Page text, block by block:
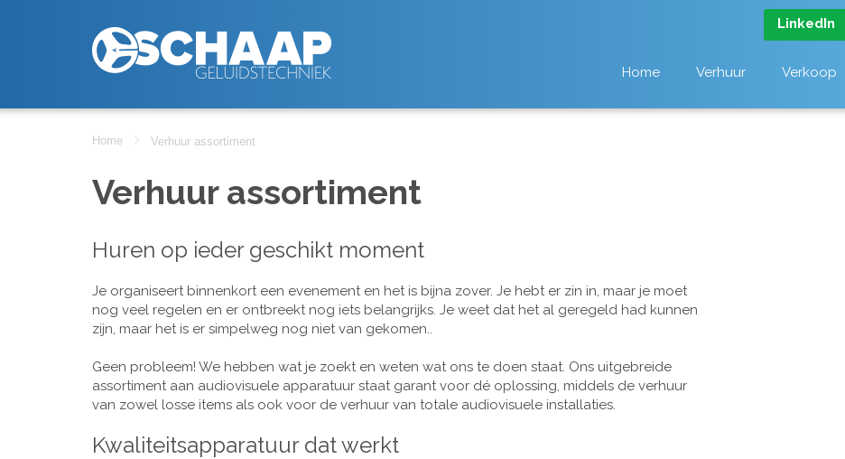
LinkedIn
Home Verhuur Verkoop
Home Verhuur assortiment
Verhuur assortiment
Huren op ieder geschikt moment
Je organiseert binnenkort een evenement en het is bijna zover. Je hebt er zin in, maar je moet
nog veel regelen en er ontbreekt nog iets belangrijks. Je weet dat het al geregeld had kunnen
zijn, maar het is er simpelweg nog niet van gekomen..
Geen probleem! We hebben wat je zoekt en weten wat ons te doen staat. Ons uitgebreide
assortiment aan audiovisuele apparatuur staat garant voor dé oplossing, middels de verhuur
van zowel losse items als ook voor de verhuur van totale audiovisuele installaties.
Kwaliteitsapparatuur dat werkt